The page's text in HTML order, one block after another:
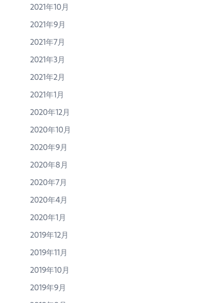
2021年10月
2021年9月
2021年7月
2021年3月
2021年2月
2021年1月
2020年12月
2020年10月
2020年9月
2020年8月
2020年7月
2020年4月
2020年1月
2019年12月
2019年11月
2019年10月
2019年9月